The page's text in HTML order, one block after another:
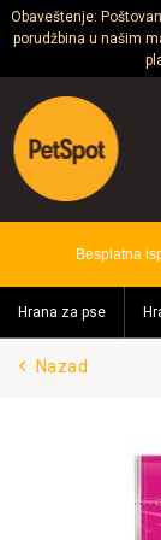
Obaveštenje:
porudžbina u našim
Psi
Mačke
Glodari
Akvaristika
Teraristika
Brendovi
Akcija!
Besplatna
Hrana za pse
Nazad